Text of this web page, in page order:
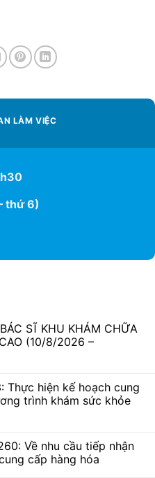
LÀM VIỆC
thứ 6)
SĨ KHU KHÁM CHỮA
(10/8/2026 –
Thực hiện kế hoạch cung
trình khám sức khỏe
Về nhu cầu tiếp nhận
cấp hàng hóa